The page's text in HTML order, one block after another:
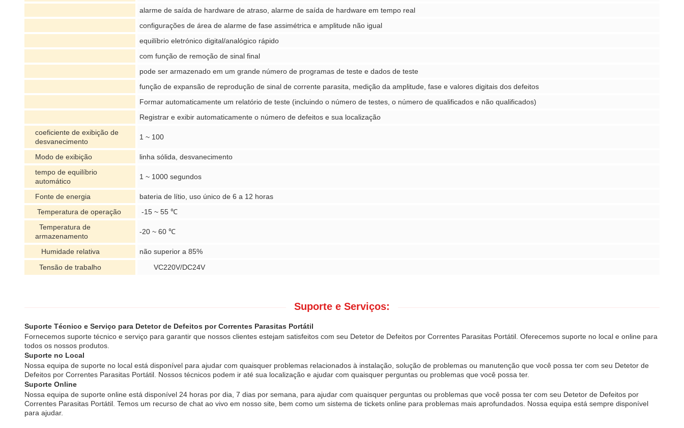
alarme de saída de hardware de atraso, alarme de saída de hardware em tempo real
configurações de área de alarme de fase assimétrica e amplitude não igual
equilíbrio eletrónico digital/analógico rápido
com função de remoção de sinal final
pode ser armazenado em um grande número de programas de teste e dados de teste
função de expansão de reprodução de sinal de corrente parasita, medição da amplitude, fase e valores digitais dos defeitos
Formar automaticamente um relatório de teste (incluindo o número de testes, o número de qualificados e não qualificados)
Registrar e exibir automaticamente o número de defeitos e sua localização
coeficiente de exibição de
desvanecimento
1 ~ 100
Modo de exibição
linha sólida, desvanecimento
tempo de equilíbrio
automático
1 ~ 1000 segundos
Fonte de energia
bateria de lítio, uso único de 6 a 12 horas
Temperatura de operação
-15 ~ 55 ℃
Temperatura de
armazenamento
-20 ~ 60 ℃
Humidade relativa
não superior a 85%
Tensão de trabalho
VC220V/DC24V
Suporte e Serviços:
Suporte Técnico e Serviço para Detetor de Defeitos por Correntes Parasitas Portátil
Fornecemos suporte técnico e serviço para garantir que nossos clientes estejam satisfeitos com seu Detetor de Defeitos por Correntes Parasitas Portátil. Oferecemos suporte no local e online para
todos os nossos produtos.
Suporte no Local
Nossa equipa de suporte no local está disponível para ajudar com quaisquer problemas relacionados à instalação, solução de problemas ou manutenção que você possa ter com seu Detetor de
Defeitos por Correntes Parasitas Portátil. Nossos técnicos podem ir até sua localização e ajudar com quaisquer perguntas ou problemas que você possa ter.
Suporte Online
Nossa equipa de suporte online está disponível 24 horas por dia, 7 dias por semana, para ajudar com quaisquer perguntas ou problemas que você possa ter com seu Detetor de Defeitos por
Correntes Parasitas Portátil. Temos um recurso de chat ao vivo em nosso site, bem como um sistema de tickets online para problemas mais aprofundados. Nossa equipa está sempre disponível
para ajudar.